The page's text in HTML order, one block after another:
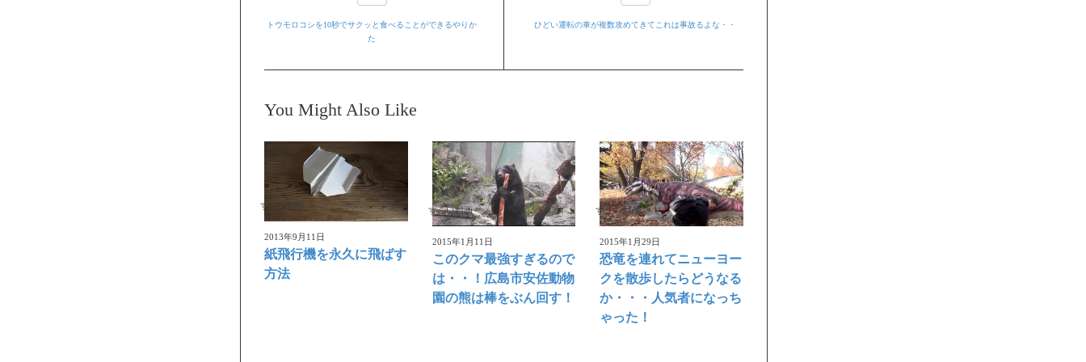
トウモロコシを10秒でサクッと食べることができるやりか
た
ひどい運転の車が複数攻めてきてこれは事故るよな・・
You Might Also Like
すごい動画
2013年9月11日
紙飛行機を永久に飛ばす
方法
すごい動画
2015年1月11日
このクマ最強すぎるので
は・・！広島市安佐動物
園の熊は棒をぶん回す！
すごい動画
2015年1月29日
恐竜を連れてニューヨー
クを散歩したらどうなる
か・・・人気者になっち
ゃった！